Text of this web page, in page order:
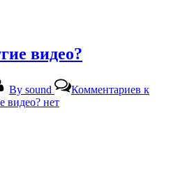
видео?
By sound Комментариев к
видео? нет